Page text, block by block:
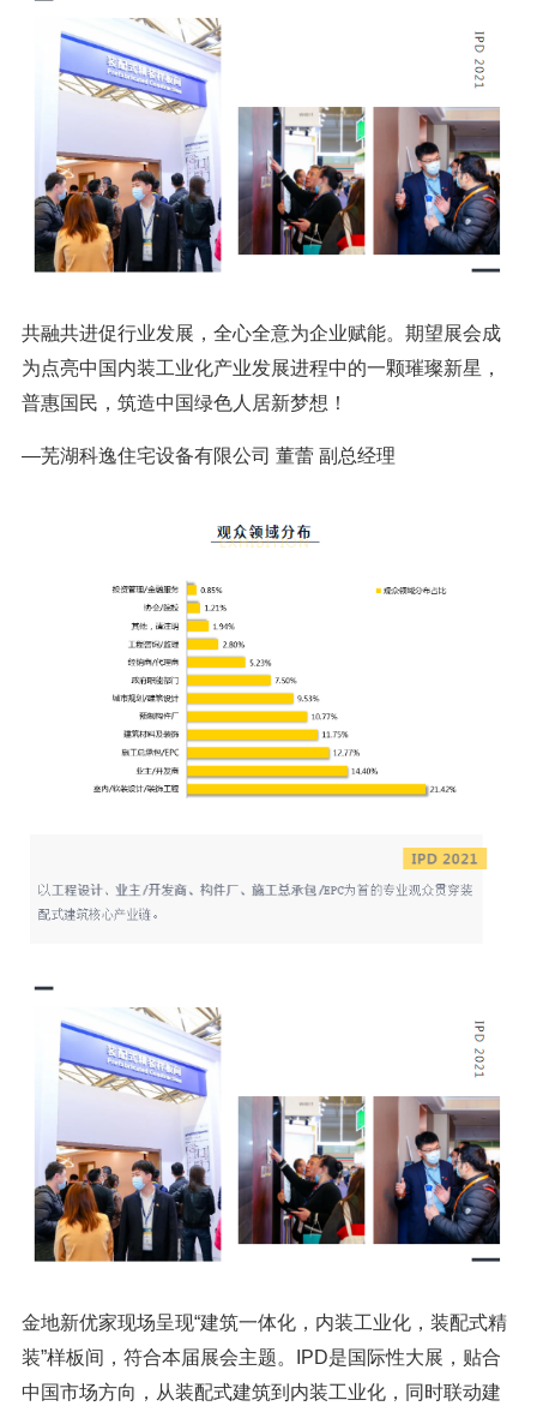
共融共进促行业发展，全心全意为企业赋能。期望展会成
为点亮中国内装工业化产业发展进程中的一颗璀璨新星，
普惠国民，筑造中国绿色人居新梦想！
—芜湖科逸住宅设备有限公司 董蕾 副总经理
金地新优家现场呈现“建筑一体化，内装工业化，装配式精
装”样板间，符合本届展会主题。IPD是国际性大展，贴合
中国市场方向，从装配式建筑到内装工业化，同时联动建